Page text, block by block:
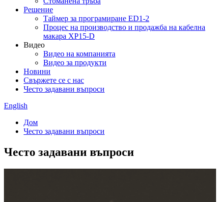
Решение
Таймер за програмиране ED1-2
Процес на производство и продажба на кабелна
макара XP15-D
Видео
Видео на компанията
Видео за продукти
Новини
Свържете се с нас
Често задавани въпроси
English
Дом
Често задавани въпроси
Често задавани въпроси